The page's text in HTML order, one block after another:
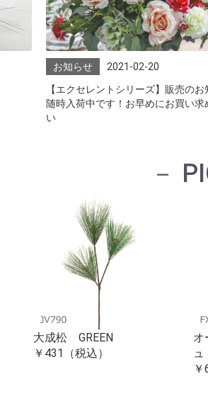
お知らせ
2021-02-20
【エクセレントシリーズ】販売のお
随時入荷中です！お早めにお買い求
い
－
大成松 GREEN
￥431（税込）
オ